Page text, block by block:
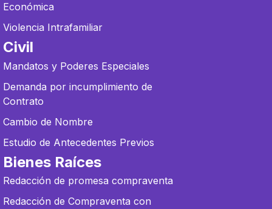
Económica
Violencia Intrafamiliar
Civil
Mandatos y Poderes Especiales
Demanda por incumplimiento de
Contrato
Cambio de Nombre
Estudio de Antecedentes Previos
Bienes Raíces
Redacción de promesa compraventa
Redacción de Compraventa con